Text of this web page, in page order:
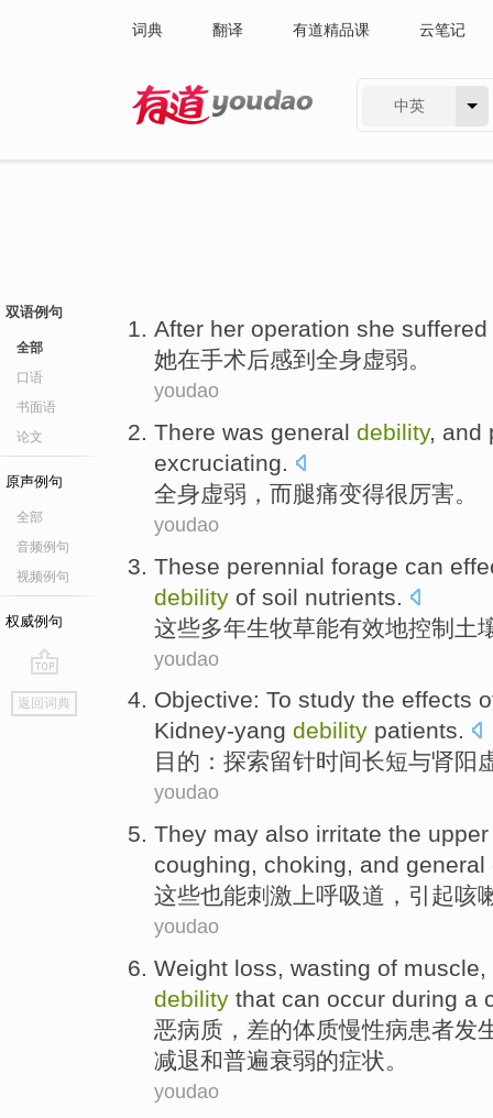
词典 翻译 有道精品课 云笔记
中英
双语例句
全部
口语
书面语
论文
原声例句
全部
音频例句
视频例句
权威例句
go
top
返回词典
After her operation she
她在手术后感到 全身虚弱。
youdao
There was general debility, and
excruciating.
全身虚弱， 而腿痛变得很厉害。
youdao
These perennial forage can
debility of soil nutrients
这些多年生牧草能有效地控制 土
youdao
Objective: To study the effects
Kidney-yang debility patients.
目的 ：探索留针时间长短与肾阳
youdao
They may also irritate the
coughing, choking, and general
这些也能刺激 上呼吸道 ， 引起咳
youdao
Weight loss, wasting of muscle,
debility that can occur during a
恶病质 ，差的体质慢性病患者发
减退和普遍衰弱的症状。
youdao